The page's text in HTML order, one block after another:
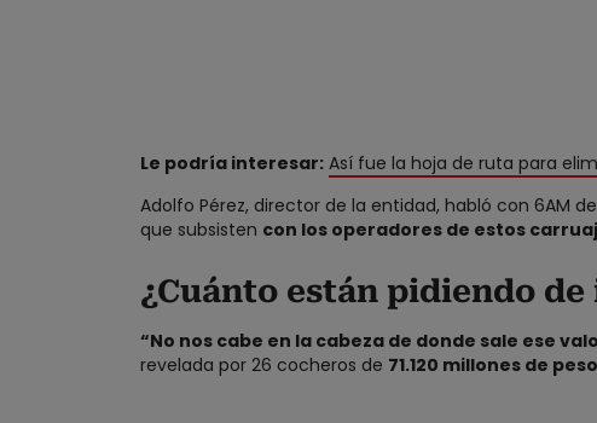
Le podría interesar: Así fue la hoja de ruta para
Adolfo Pérez, director de la entidad, habló con 6AM
que subsisten con los operadores de estos
¿Cuánto están pidiendo
“No nos cabe en la cabeza de donde sale ese
revelada por 26 cocheros de 71.120 millones de